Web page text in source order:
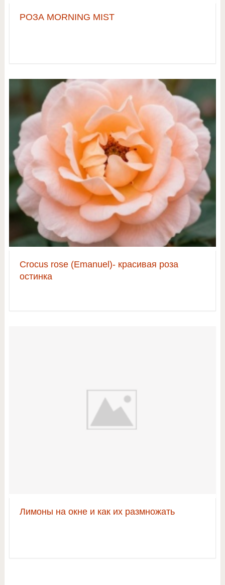
РОЗА MORNING MIST
Crocus rose (Emanuel)- красивая роза
остинка
Лимоны на окне и как их размножать